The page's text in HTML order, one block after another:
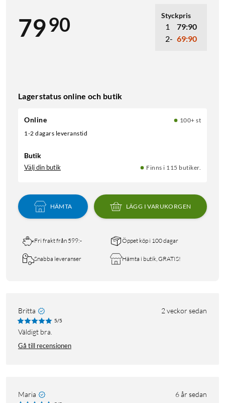
7990 Styckpris
1
79:90
2- 69:90
Lagerstatus online och butik
Online
100+ st
1-2 dagars leveranstid
Butik
Välj din butik Finns i 115 butiker.
HÄMTA LÄGG I VARUKORGEN
Fri frakt från 599:- Öppet köp i 100 dagar
Snabba leveranser Hämta i butik, GRATIS!
Britta 2 veckor sedan
5/5
Väldigt bra.
Gå till recensionen
Maria 6 år sedan